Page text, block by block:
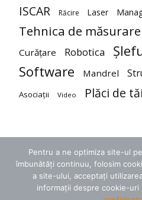
ISCAR Răcire Laser
Tehnica de
Curățare Robotica
Software Mandrel
Asociații Video Plăci de
Pentru a ne optimiza site-ul
îmbunătăți continuu, folosim
a site-ului, acceptați
informații despre cookie-uri